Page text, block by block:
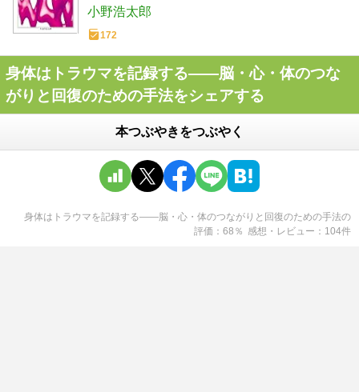
小野浩太郎
172
身体はトラウマを記録する――脳・心・体のつな
がりと回復のための手法をシェアする
本つぶやきをつぶやく
身体はトラウマを記録する――脳・心・体のつながりと回復のための手法の
評価
68 ％ 感想・レビュー 104件